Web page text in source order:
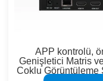
APP kontrolü,
Genişletici Matris
Çoklu Görüntüleme